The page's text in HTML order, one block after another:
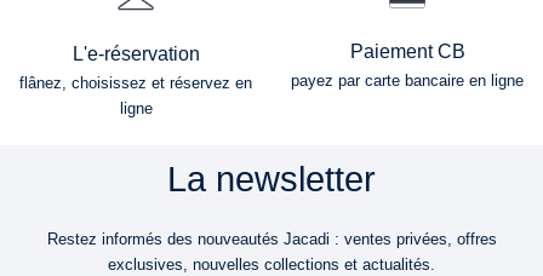
L'e-réservation
flânez, choisissez et réservez en
ligne
Paiement CB
payez par carte bancaire en ligne
La newsletter
Restez informés des nouveautés Jacadi : ventes privées, offres
exclusives, nouvelles collections et actualités.